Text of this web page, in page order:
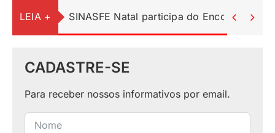
LEIA + SINASFE Natal participa do Encontro
 
CADASTRE-SE
Para receber nossos informativos por email.